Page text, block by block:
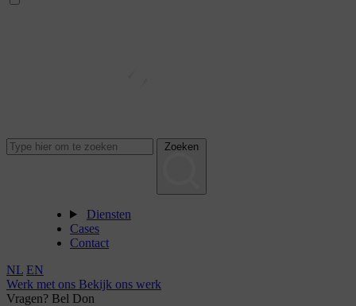
Zoeken
Diensten
Cases
Contact
NL EN
Werk met ons Bekijk ons werk
Vragen? Bel Don